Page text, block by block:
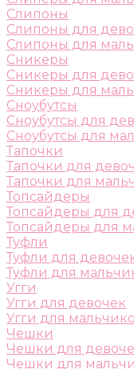
Слипоны
Слипоны для
Слипоны для
Сникеры
Сникеры для
Сникеры для
Сноубутсы
Сноубутсы для
Сноубутсы для
Тапочки
Тапочки для
Тапочки для
Топсайдеры
Топсайдеры для
Топсайдеры для
Туфли
Туфли для
Туфли для
Угги
Угги для девочек
Угги для
Чешки
Чешки для
Чешки для